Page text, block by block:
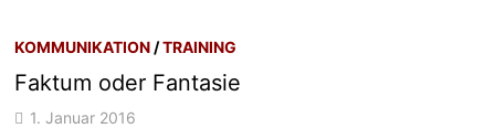
KOMMUNIKATION /TRAINING
Faktum oder Fantasie
1. Januar 2016